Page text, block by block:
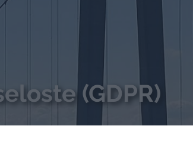
(GDPR)